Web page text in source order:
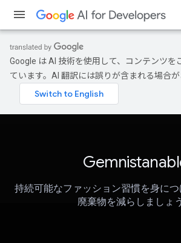
Google は AI 技術を使用して、コンテンツを
ています。AI 翻訳には誤りが含まれる場合が
持続可能なファッション習慣を身に
廃棄物を減らしましょう